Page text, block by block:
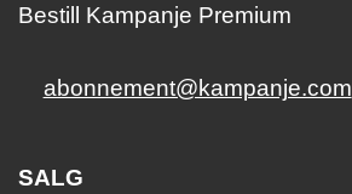
Bestill Kampanje Premium
abonnement@kampanje.com
SALG